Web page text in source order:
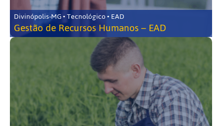
Divinópolis-MG • Tecnológico • EAD
Gestão de Recursos Humanos – EAD